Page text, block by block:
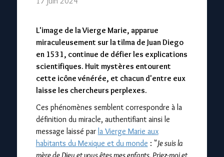
L'image de la Vierge Marie, apparue
miraculeusement sur la tilma de Juan Diego
en 1531, continue de défier les explications
scientifiques. Huit mystères entourent
cette icône vénérée, et chacun d'entre eux
laisse les chercheurs perplexes.
Ces phénomènes semblent correspondre à la
définition du miracle, authentifiant ainsi le
message laissé par la Vierge Marie aux
habitants du Mexique et du monde : "Je suis la
mère de Dieu et vous êtes mes enfants. Priez-moi et